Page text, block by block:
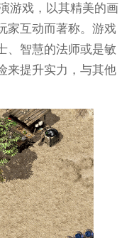
游戏，以其精美的画
家互动而著称。游戏
、智慧的法师或是敏
来提升实力，与其他